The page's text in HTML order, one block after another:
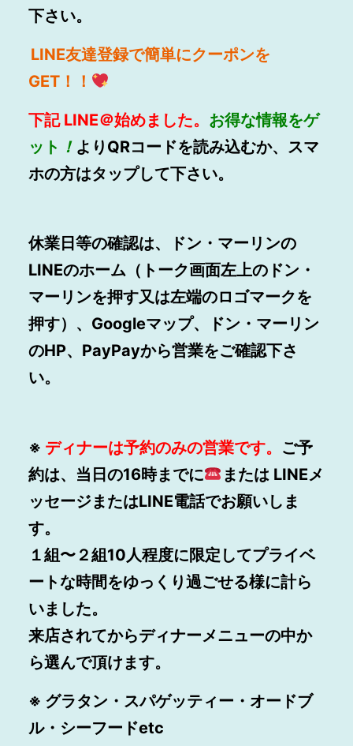
下さい。
LINE友達登録で簡単にクーポンを
GET！！
下記 LINE＠始めました。 お得な情報をゲ
ット ！ よりQRコードを読み込むか、スマ
ホの方はタップして下さい。
休業日等の確認は、ドン・マーリンの
LINEのホーム（トーク画面左上のドン・
マーリンを押す又は左端のロゴマークを
押す）、Googleマップ、ドン・マーリン
のHP、PayPayから営業をご確認下さ
い。
※ ディナーは予約のみの営業です。 ご予
約は、当日の16時までに
または LINEメ
ッセージまたはLINE電話でお願いしま
す。
１組〜２組10人程度に限定してプライベ
ートな時間をゆっくり過ごせる様に計ら
いました。
来店されてからディナーメニューの中か
ら選んで頂けます。
※ グラタン・スパゲッティー・オードブ
ル・シーフードetc